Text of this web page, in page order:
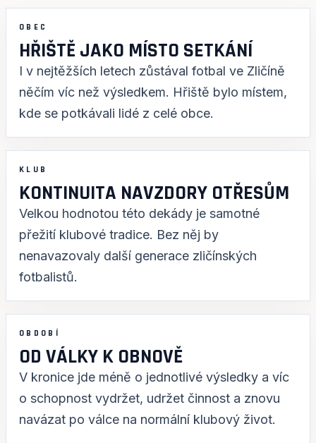
OBEC
HŘIŠTĚ JAKO MÍSTO SETKÁNÍ
I v nejtěžších letech zůstával fotbal ve Zličíně
něčím víc než výsledkem. Hřiště bylo místem,
kde se potkávali lidé z celé obce.
KLUB
KONTINUITA NAVZDORY OTŘESŮM
Velkou hodnotou této dekády je samotné
přežití klubové tradice. Bez něj by
nenavazovaly další generace zličínských
fotbalistů.
OBDOBÍ
OD VÁLKY K OBNOVĚ
V kronice jde méně o jednotlivé výsledky a víc
o schopnost vydržet, udržet činnost a znovu
navázat po válce na normální klubový život.